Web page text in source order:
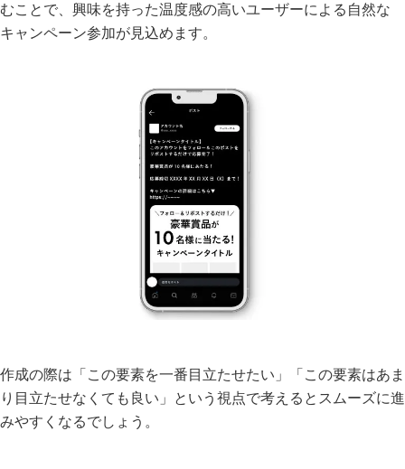
むことで、興味を持った温度感の高いユーザーによる自然な
キャンペーン参加が見込めます。
作成の際は「この要素を一番目立たせたい」「この要素はあま
り目立たせなくても良い」という視点で考えるとスムーズに進
みやすくなるでしょう。